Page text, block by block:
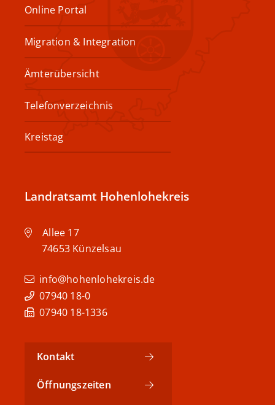
Online Portal
Migration & Integration
Ämterübersicht
Telefonverzeichnis
Kreistag
Landratsamt Hohenlohekreis
Allee 17
74653 Künzelsau
info@hohenlohekreis.de
07940 18-0
07940 18-1336
Kontakt
Öffnungszeiten